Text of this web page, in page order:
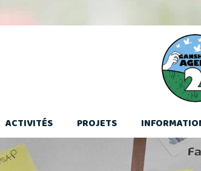
ACTIVITÉS PROJETS